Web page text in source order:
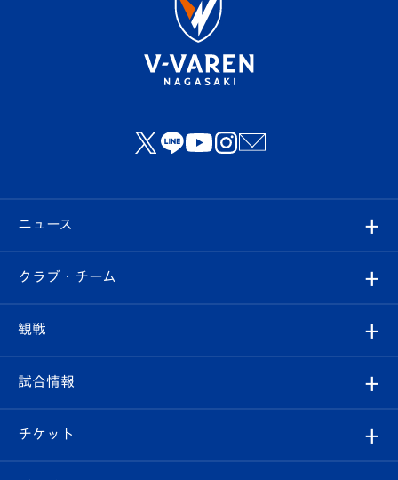
ニュース
すべて
クラブ
試合情報
クラブ・チーム
クラブ概要
エンブレム紹介
観戦
観戦ルール
はじめての観戦ガイド
試合情報
試合日程/結果
チケット